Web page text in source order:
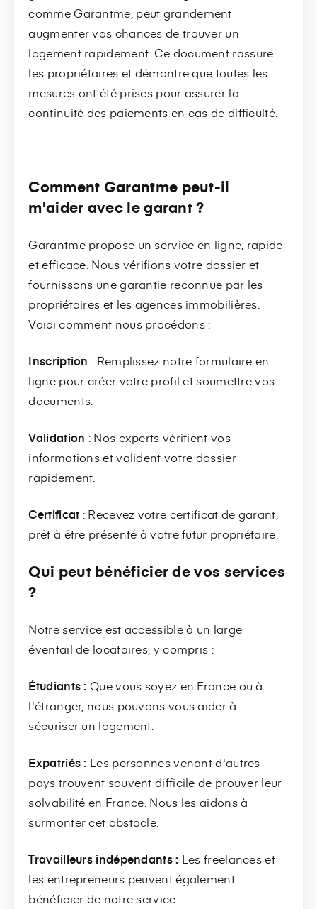
comme Garantme, peut grandement
augmenter vos chances de trouver un
logement rapidement. Ce document rassure
les propriétaires et démontre que toutes les
mesures ont été prises pour assurer la
continuité des paiements en cas de difficulté.
Comment Garantme peut-il
m'aider avec le garant ?
Garantme propose un service en ligne, rapide
et efficace. Nous vérifions votre dossier et
fournissons une garantie reconnue par les
propriétaires et les agences immobilières.
Voici comment nous procédons :
Inscription : Remplissez notre formulaire en
ligne pour créer votre profil et soumettre vos
documents.
Validation : Nos experts vérifient vos
informations et valident votre dossier
rapidement.
Certificat : Recevez votre certificat de garant,
prêt à être présenté à votre futur propriétaire.
Qui peut bénéficier de vos services
?
Notre service est accessible à un large
éventail de locataires, y compris :
Étudiants : Que vous soyez en France ou à
l'étranger, nous pouvons vous aider à
sécuriser un logement.
Expatriés : Les personnes venant d'autres
pays trouvent souvent difficile de prouver leur
solvabilité en France. Nous les aidons à
surmonter cet obstacle.
Travailleurs indépendants : Les freelances et
les entrepreneurs peuvent également
bénéficier de notre service.